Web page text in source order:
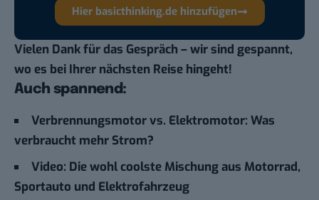
Hier basicthinking.de hinzufügen
Vielen Dank für das Gespräch – wir sind gespannt,
wo es bei Ihrer nächsten Reise hingeht!
Auch spannend:
Verbrennungsmotor vs. Elektromotor: Was
verbraucht mehr Strom?
Video: Die wohl coolste Mischung aus Motorrad,
Sportauto und Elektrofahrzeug